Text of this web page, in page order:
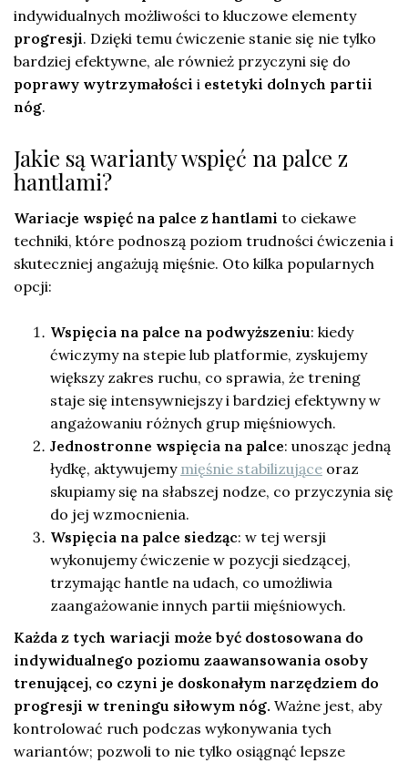
indywidualnych możliwości to kluczowe elementy
progresji. Dzięki temu ćwiczenie stanie się nie tylko
bardziej efektywne, ale również przyczyni się do
poprawy wytrzymałości i estetyki dolnych partii
nóg.
Jakie są warianty wspięć na palce z
hantlami?
Wariacje wspięć na palce z hantlami to ciekawe
techniki, które podnoszą poziom trudności ćwiczenia i
skuteczniej angażują mięśnie. Oto kilka popularnych
opcji:
Wspięcia na palce na podwyższeniu: kiedy
ćwiczymy na stepie lub platformie, zyskujemy
większy zakres ruchu, co sprawia, że trening
staje się intensywniejszy i bardziej efektywny w
angażowaniu różnych grup mięśniowych.
Jednostronne wspięcia na palce: unosząc jedną
łydkę, aktywujemy mięśnie stabilizujące oraz
skupiamy się na słabszej nodze, co przyczynia się
do jej wzmocnienia.
Wspięcia na palce siedząc: w tej wersji
wykonujemy ćwiczenie w pozycji siedzącej,
trzymając hantle na udach, co umożliwia
zaangażowanie innych partii mięśniowych.
Każda z tych wariacji może być dostosowana do
indywidualnego poziomu zaawansowania osoby
trenującej, co czyni je doskonałym narzędziem do
progresji w treningu siłowym nóg. Ważne jest, aby
kontrolować ruch podczas wykonywania tych
wariantów; pozwoli to nie tylko osiągnąć lepsze